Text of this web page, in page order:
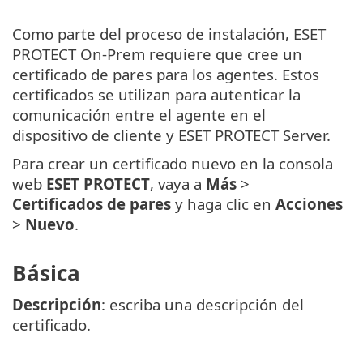
Como parte del proceso de instalación, ESET
PROTECT On-Prem requiere que cree un
certificado de pares para los agentes. Estos
certificados se utilizan para autenticar la
comunicación entre el agente en el
dispositivo de cliente y ESET PROTECT Server.
Para crear un certificado nuevo en la consola
web ESET PROTECT, vaya a Más >
Certificados de pares y haga clic en Acciones
> Nuevo.
Básica
Descripción: escriba una descripción del
certificado.